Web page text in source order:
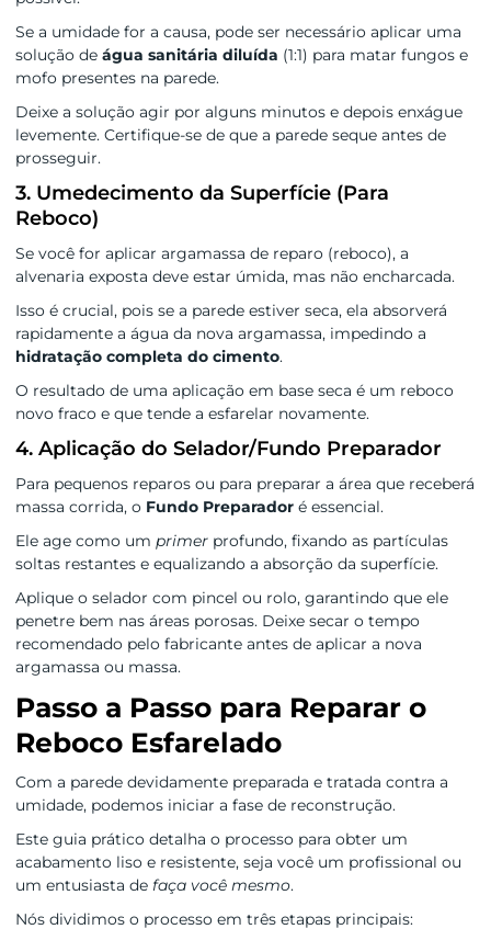
Se a umidade for a causa, pode ser necessário aplicar uma
solução de água sanitária diluída (1:1) para matar fungos e
mofo presentes na parede.
Deixe a solução agir por alguns minutos e depois enxágue
levemente. Certifique-se de que a parede seque antes de
prosseguir.
3. Umedecimento da Superfície (Para
Reboco)
Se você for aplicar argamassa de reparo (reboco), a
alvenaria exposta deve estar úmida, mas não encharcada.
Isso é crucial, pois se a parede estiver seca, ela absorverá
rapidamente a água da nova argamassa, impedindo a
hidratação completa do cimento.
O resultado de uma aplicação em base seca é um reboco
novo fraco e que tende a esfarelar novamente.
4. Aplicação do Selador/Fundo Preparador
Para pequenos reparos ou para preparar a área que receberá
massa corrida, o Fundo Preparadoré essencial.
Ele age como um primerprofundo, fixando as partículas
soltas restantes e equalizando a absorção da superfície.
Aplique o selador com pincel ou rolo, garantindo que ele
penetre bem nas áreas porosas. Deixe secar o tempo
recomendado pelo fabricante antes de aplicar a nova
argamassa ou massa.
Passo a Passo para Reparar o
Reboco Esfarelado
Com a parede devidamente preparada e tratada contra a
umidade, podemos iniciar a fase de reconstrução.
Este guia prático detalha o processo para obter um
acabamento liso e resistente, seja você um profissional ou
um entusiasta de faça você mesmo.
Nós dividimos o processo em três etapas principais: